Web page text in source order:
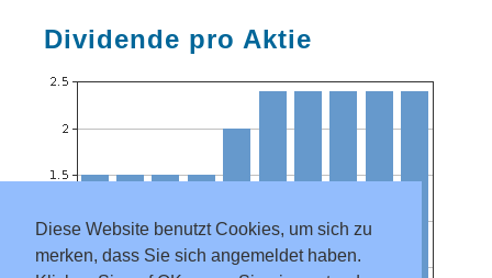
Diese Website benutzt Cookies, um sich zu
merken, dass Sie sich angemeldet haben.
Dividende pro Aktie